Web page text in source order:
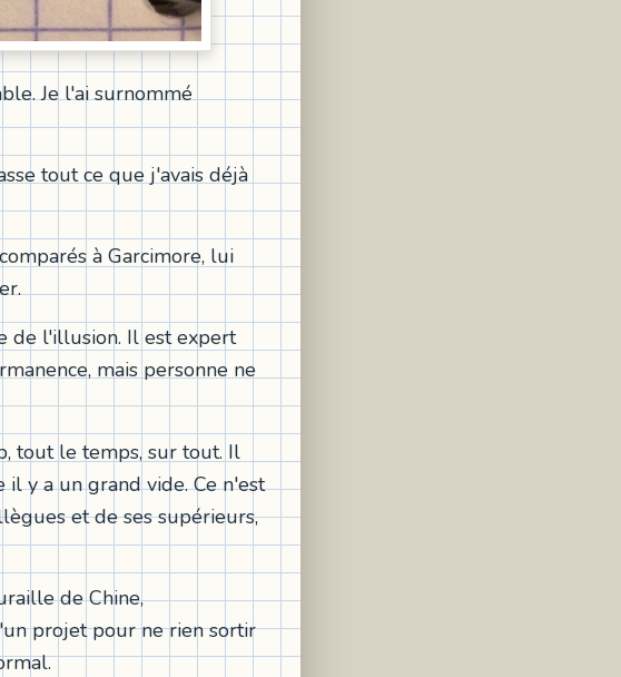
Je l'ai surnommé
tout ce que j'avais déjà
à Garcimore, lui
de l'illusion. Il est expert
mais personne ne
tout le temps, sur tout. Il
y a un grand vide. Ce n'est
et de ses supérieurs,
de Chine,
projet pour ne rien sortir